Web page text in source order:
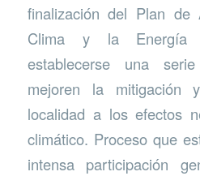
finalización del Plan
Clima y la Energía
establecerse una
mejoren la mitigación
localidad a los efectos
climático. Proceso que
intensa participación